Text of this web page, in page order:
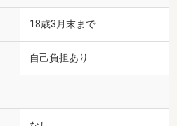
18歳3月末まで
自己負担あり